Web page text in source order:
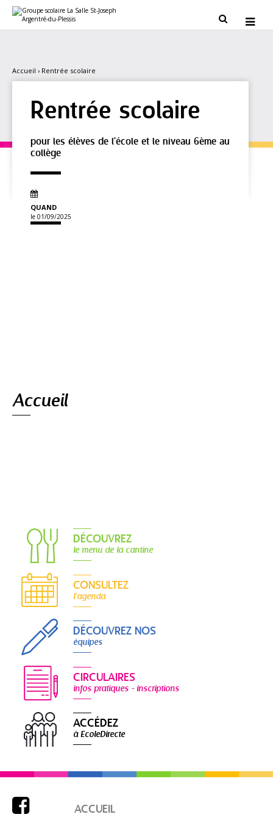
contenu.
personnels
 
Accueil › Rentrée scolaire
Rentrée scolaire
pour les élèves de l'école et le niveau 6ème au
collège
QUAND
le 01/09/2025
Accueil
DÉCOUVREZ
le menu de la cantine
CONSULTEZ
l'agenda
DÉCOUVREZ NOS
équipes
CIRCULAIRES
infos pratiques - inscriptions
ACCÉDEZ
à EcoleDirecte
 ACCUEIL